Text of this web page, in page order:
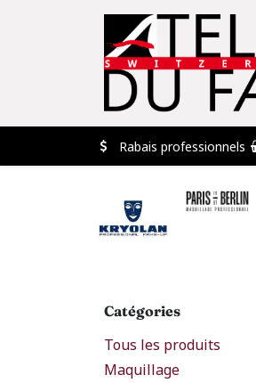
Se rendre au contenu
🏠 Professionnels
Rabais professionnels
Catégories
Tous les produits
Maquillage